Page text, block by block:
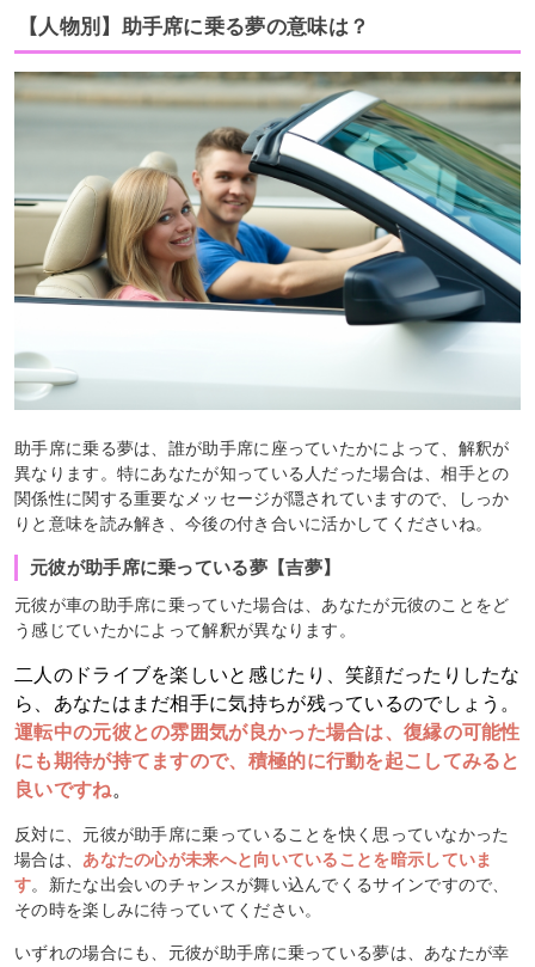
【人物別】助手席に乗る夢の意味は？
助手席に乗る夢は、誰が助手席に座っていたかによって、解釈が
異なります。特にあなたが知っている人だった場合は、相手との
関係性に関する重要なメッセージが隠されていますので、しっか
りと意味を読み解き、今後の付き合いに活かしてくださいね。
元彼が助手席に乗っている夢【吉夢】
元彼が車の助手席に乗っていた場合は、あなたが元彼のことをど
う感じていたかによって解釈が異なります。
二人のドライブを楽しいと感じたり、笑顔だったりしたな
ら、あなたはまだ相手に気持ちが残っているのでしょう。
運転中の元彼との雰囲気が良かった場合は、復縁の可能性
にも期待が持てますので、積極的に行動を起こしてみると
良いですね。
反対に、元彼が助手席に乗っていることを快く思っていなかった
場合は、あなたの心が未来へと向いていることを暗示していま
す。新たな出会いのチャンスが舞い込んでくるサインですので、
その時を楽しみに待っていてください。
いずれの場合にも、元彼が助手席に乗っている夢は、あなたが幸